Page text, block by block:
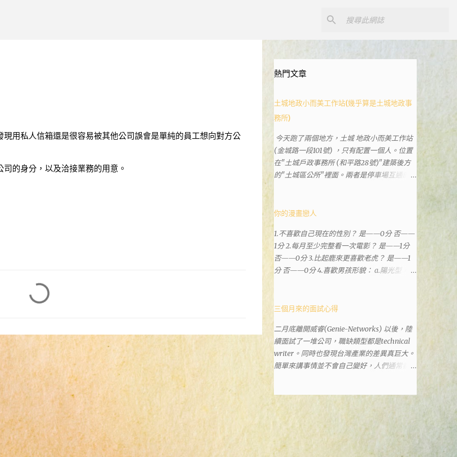
用私人信箱還是很容易被其他公司誤會是單純的員工想向對方公
的身分，以及洽接業務的用意。
熱門文章
土城地政小而美工作站(幾乎算是土城地政事
務所)
今天跑了兩個地方，土城 地政小而美工作站
(金城路一段101號) ，只有配置一個人。位置
在"土城戶政事務所 (和平路28號)"建築後方
的"土城區公所"裡面。兩者是停車場互通的，
所等建築。所以都在一塊，但你可能會走錯大
樓。 Google評論上有不少跑錯的人，以為地
政也配置在戶政事務所裡面。但其實 土城沒
有正式的地政事務所，只有地政小而美工作站
，也已經能處理大部分需求。我是因為有了法
院公文才拿到了第三類謄本的紀錄，看到以後
資源。但我不知道審判時法官會不會去調閱這
細心，在案牘勞形中，會願意為了這種小人物
受害案件去挖出更大的黑幕。 辦理人員非常
專業熱心，也非常忙碌。還告訴我目前需要的
關鍵特定檔案(原案登記簿案件，接露轉手時
務所 )去取得。不過實際到了現場發現還是需
要法院的正式行文才可以拿到這些檔案，因為
我並非權利人，只是被捲入事件的租客。 在
這過程中我覺得很像行走於沙漠的求生者，在
一個小綠洲受到指引要繼續往某個方向才能脫
你的漫畫戀人
1.不喜歡自己現在的性別？ 是——0分 否——
1分 2.每月至少完整看一次電影？ 是——1分
否——0分 3.比起鹿來更喜歡老虎？ 是——1
分 否——0分 4.喜歡男孩形貌： a.陽光型，很
可愛——4分 5.喜歡女孩形貌： a.楚楚動人，
麗高貴的大家閨秀－3分 d.頹廢另類狂放——1
分 6.希望戀人的姓氏： a.大眾化——1分 b.罕
見，古色古香的複姓——2分 c.配上名字動聽
——4分 d.叫什麼都無所謂——3分 7.下列活動
午檯球——3分 c.正式的舞會——4分 d.猜謎或
搶答——2分 8.橡皮與立可白，更常用： 橡皮
——1分 立可白——0分 9.喜歡下列哪一種顏
色搭配： a.紅加黑——1分 b.金加銀——2分 c.
粉加白——4分 d.粉加灰——3分 10.有多少特
長？ a.沒有——2分 b.1、2項——4分 c.3、4項
三個月來的面試心得
二月底離開威睿(Genie-Networks) 以後，陸
續面試了一堆公司，職缺類型都是technical
writer。同時也發現台灣產業的差異真巨大。
簡單來講事情並不會自己變好，人們通常都是
是這樣。 (因為我原本預計離開威睿的時間是
八月左右，這個時間比我預期的早了半年。感
謝某個腦袋不清楚的R大股東兼被冰凍的主
管，減少了我會繼續在這間公司浪費掉的生
命。) 這個過程其實是比較倉促的，原因稍後